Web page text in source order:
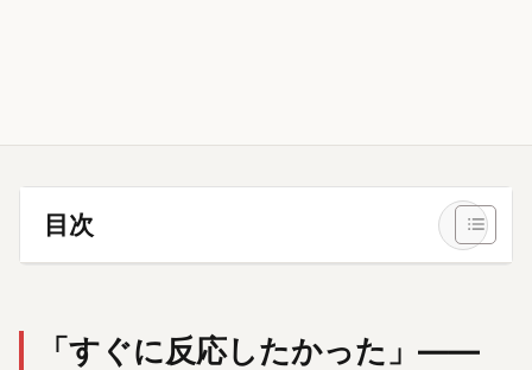
目次
「すぐに反応したかった」——